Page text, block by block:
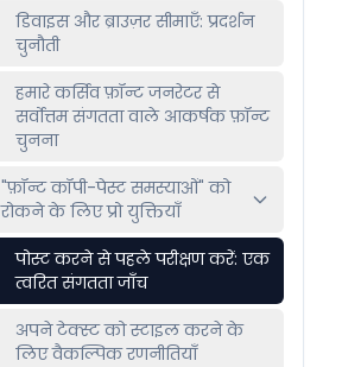
डिवाइस और ब्राउज़र सीमाएँ: प्रदर्शन
चुनौती
हमारे कर्सिव फ़ॉन्ट जनरेटर से
सर्वोत्तम संगतता वाले आकर्षक फ़ॉन्ट
चुनना
"फ़ॉन्ट कॉपी-पेस्ट समस्याओं" को
रोकने के लिए प्रो युक्तियाँ
पोस्ट करने से पहले परीक्षण करें: एक
त्वरित संगतता जाँच
अपने टेक्स्ट को स्टाइल करने के
लिए वैकल्पिक रणनीतियाँ